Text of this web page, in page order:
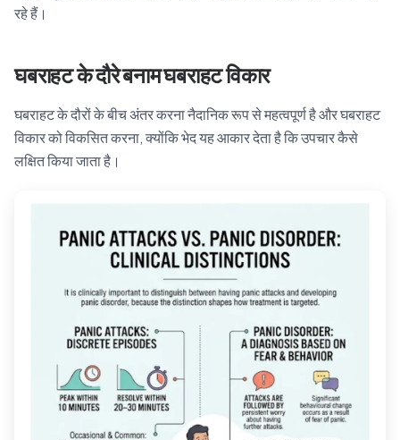
रहे हैं।
घबराहट के दौरे बनाम घबराहट विकार
घबराहट के दौरों के बीच अंतर करना नैदानिक रूप से महत्वपूर्ण है और घबराहट
विकार को विकसित करना, क्योंकि भेद यह आकार देता है कि उपचार कैसे
लक्षित किया जाता है।